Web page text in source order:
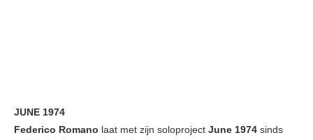
JUNE 1974
Federico Romano laat met zijn soloproject June 1974 sinds